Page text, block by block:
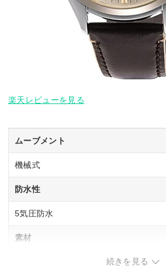
楽天レビューを見る
ムーブメント
機械式
防水性
5気圧防水
素材
ケース：ステンレススチール+一部ゴー
続きを見る